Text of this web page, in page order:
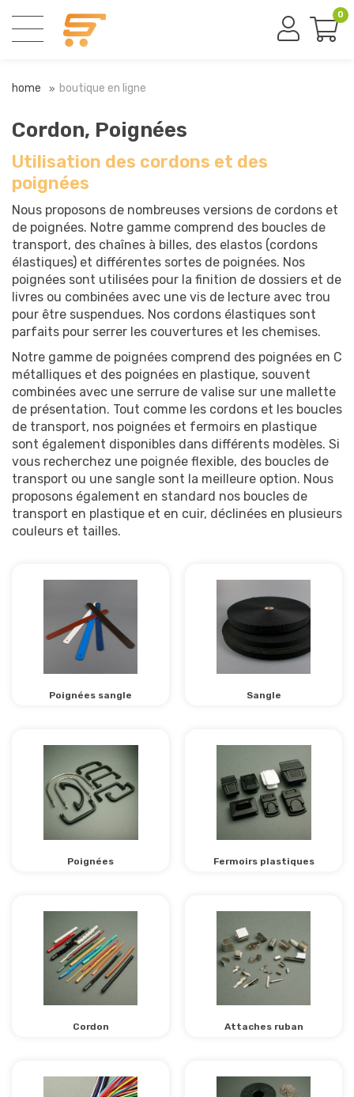
0
home boutique en ligne
Cordon, Poignées
Utilisation des cordons et des
poignées
Nous proposons de nombreuses versions de cordons et
de poignées. Notre gamme comprend des boucles de
transport, des chaînes à billes, des elastos (cordons
élastiques) et différentes sortes de poignées. Nos
poignées sont utilisées pour la finition de dossiers et de
livres ou combinées avec une vis de lecture avec trou
pour être suspendues. Nos cordons élastiques sont
parfaits pour serrer les couvertures et les chemises.
Notre gamme de poignées comprend des poignées en C
métalliques et des poignées en plastique, souvent
combinées avec une serrure de valise sur une mallette
de présentation. Tout comme les cordons et les boucles
de transport, nos poignées et fermoirs en plastique
sont également disponibles dans différents modèles. Si
vous recherchez une poignée flexible, des boucles de
transport ou une sangle sont la meilleure option. Nous
proposons également en standard nos boucles de
transport en plastique et en cuir, déclinées en plusieurs
couleurs et tailles.
Poignées sangle Sangle
Poignées Fermoirs plastiques
Cordon Attaches ruban